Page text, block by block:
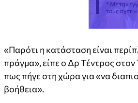
* Με την
τους
«Παρότι η κατάσταση είναι
πράγμα», είπε ο Δρ Τέντρος
πως πήγε στη χώρα για «να
βοήθεια».